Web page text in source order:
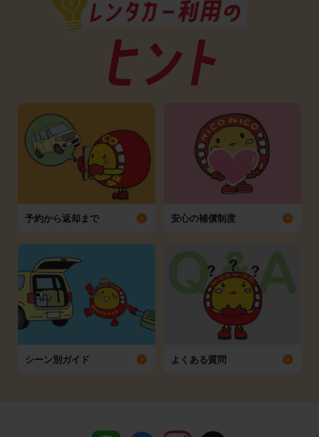
予約から返却まで 安心の補償制度
シーン別ガイド よくある質問